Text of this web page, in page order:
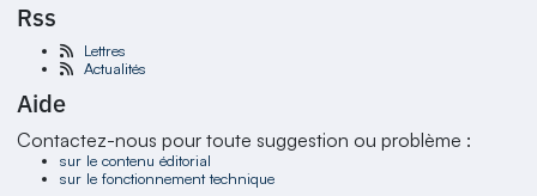
Rss
Lettres
Actualités
Aide
Contactez-nous pour toute suggestion ou problème :
sur le contenu éditorial
sur le fonctionnement technique